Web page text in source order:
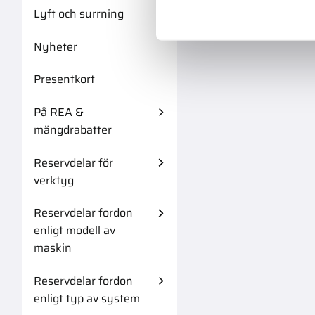
Lyft och surrning
Nyheter
Presentkort
På REA &
mängdrabatter
Reservdelar för
verktyg
Reservdelar fordon
enligt modell av
maskin
Reservdelar fordon
enligt typ av system